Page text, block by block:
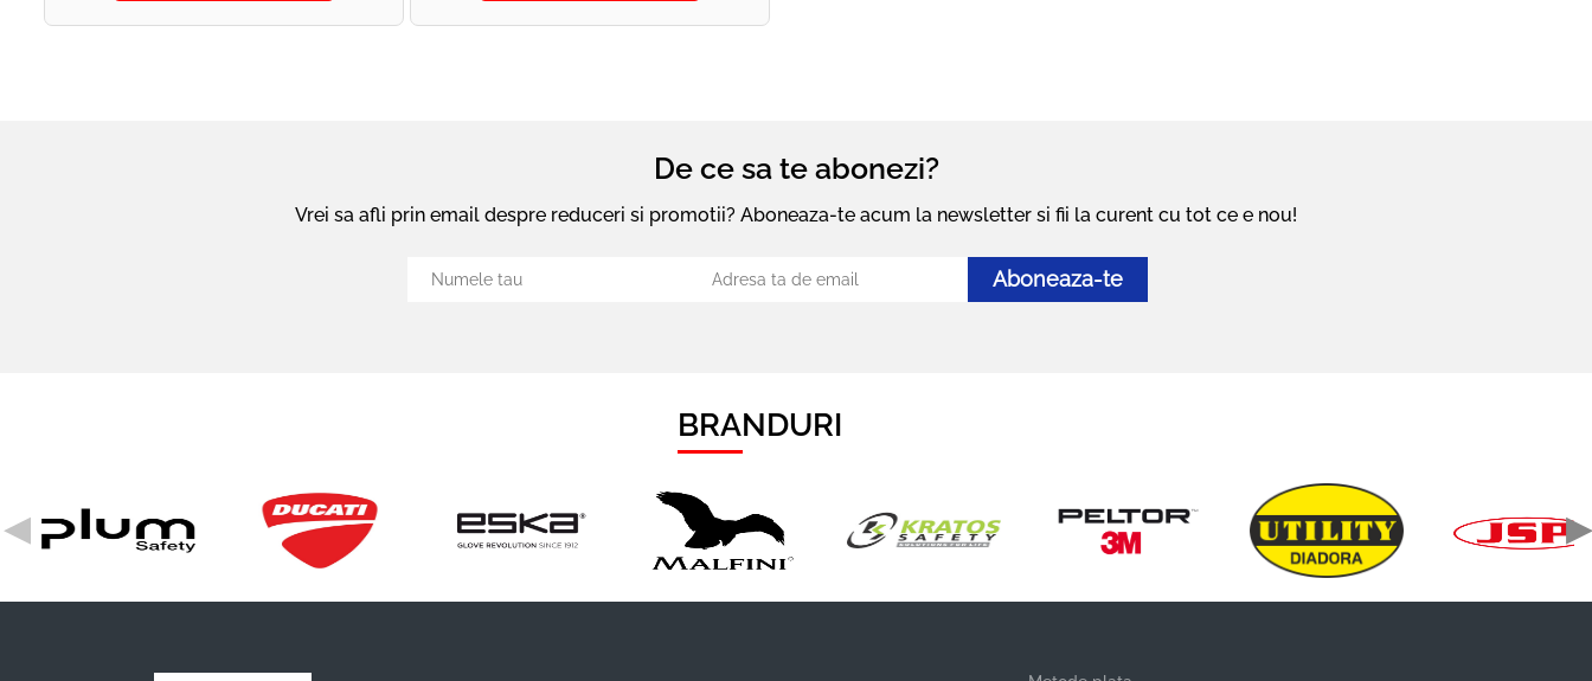
De ce sa te abonezi?
Vrei sa afli prin email despre reduceri si promotii? Aboneaza-te acum la newsletter si fii la curent cu tot ce e nou!
Aboneaza-te
BRANDURI
◀ ▶